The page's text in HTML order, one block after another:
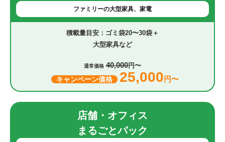
ファミリーの大型家具、家電
ゴミ袋20〜30袋＋
大型家具など
通常価格 40,000円〜
キャンペーン価格 25,000 円〜
店舗・オフィス
まるごとパック